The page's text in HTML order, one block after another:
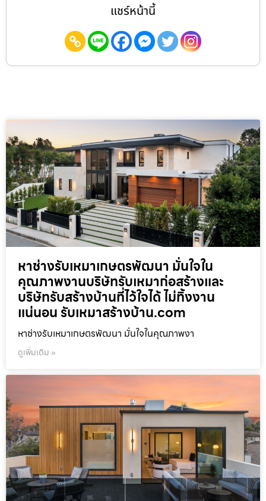
แชร์หน้านี้
หาช่างรับเหมาเกษตรพัฒนา มั่นใจใน
คุณภาพงานบริษัทรับเหมาก่อสร้างและ
บริษัทรับสร้างบ้านที่ไว้ใจได้ ไม่ทิ้งงาน
แน่นอน รับเหมาสร้างบ้าน.com
หาช่างรับเหมาเกษตรพัฒนา มั่นใจในคุณภาพงา
ดูเพิ่มเติม »